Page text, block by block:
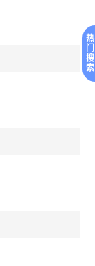
热
门
搜
索